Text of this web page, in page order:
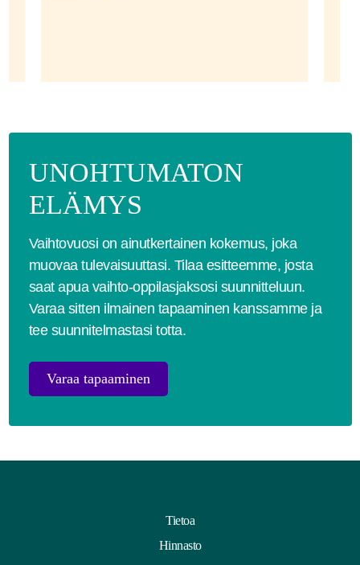
UNOHTUMATON
ELÄMYS
Vaihtovuosi on ainutkertainen kokemus, joka
muovaa tulevaisuuttasi. Tilaa esitteemme, josta
saat apua vaihto-oppilasjaksosi suunnitteluun.
Varaa sitten ilmainen tapaaminen kanssamme ja
tee suunnitelmastasi totta.
Varaa tapaaminen
Tietoa
Hinnasto